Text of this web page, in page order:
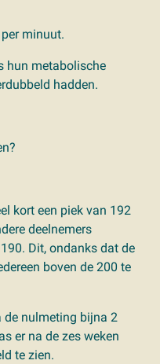
minuut.
hun metabolische
hadden.
kort een piek van 192
deelnemers
Dit, ondanks dat de
boven de 200 te
de nulmeting bijna 2
er na de zes weken
te zien.